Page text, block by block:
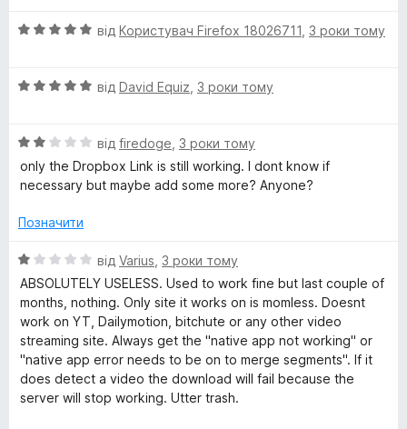
О
н
5
з
5
від Користувач Firefox 18026711 3 роки тому
О
н
к
а
з
від David Equiz 3 роки тому
О
ц
к
2
з
від firedoge 3 роки тому
only the Dropbox Link is still working. I dont know if
necessary but maybe add some more? Anyone?
Позначити
О
ц
н
к
а
1
з
від Varius 3 роки тому
ABSOLUTELY USELESS. Used to work fine but last couple of
months, nothing. Only site it works on is momless. Doesnt
work on YT, Dailymotion, bitchute or any other video
streaming site. Always get the "native app not working" or
"native app error needs to be on to merge segments". If it
does detect a video the download will fail because the
server will stop working. Utter trash.